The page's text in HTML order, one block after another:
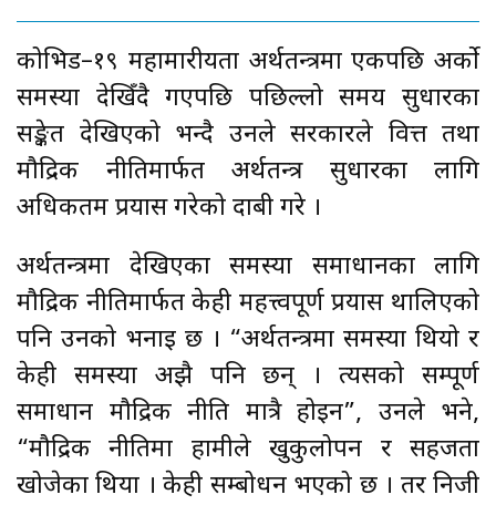
कोभिड–१९ महामारीयता अर्थतन्त्रमा एकपछि अर्को
समस्या देखिँदै गएपछि पछिल्लो समय सुधारका
सङ्केत देखिएको भन्दै उनले सरकारले वित्त तथा
मौद्रिक नीतिमार्फत अर्थतन्त्र सुधारका लागि
अधिकतम प्रयास गरेको दाबी गरे ।
अर्थतन्त्रमा देखिएका समस्या समाधानका लागि
मौद्रिक नीतिमार्फत केही महत्त्वपूर्ण प्रयास थालिएको
पनि उनको भनाइ छ । “अर्थतन्त्रमा समस्या थियो र
केही समस्या अझै पनि छन् । त्यसको सम्पूर्ण
समाधान मौद्रिक नीति मात्रै होइन”, उनले भने,
“मौद्रिक नीतिमा हामीले खुकुलोपन र सहजता
खोजेका थियौँ । केही सम्बोधन भएको छ । तर निजी